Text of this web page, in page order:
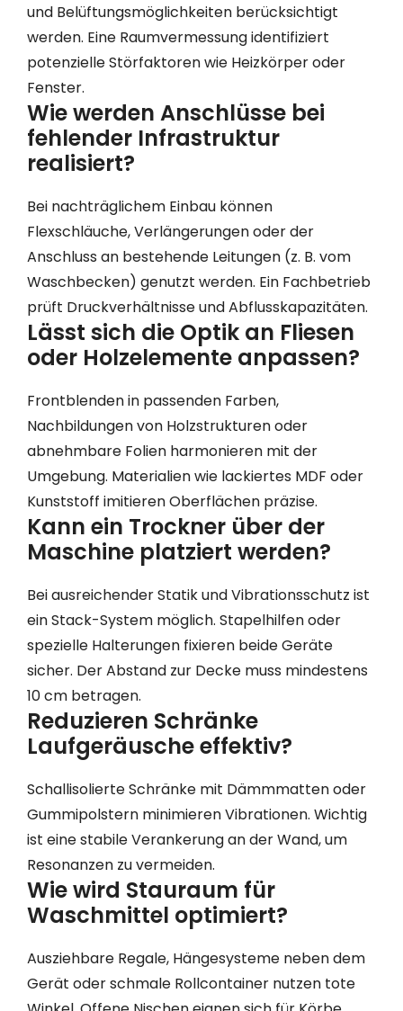
und Belüftungsmöglichkeiten berücksichtigt
werden. Eine Raumvermessung identifiziert
potenzielle Störfaktoren wie Heizkörper oder
Fenster.
Wie werden Anschlüsse bei
fehlender Infrastruktur
realisiert?
Bei nachträglichem Einbau können
Flexschläuche, Verlängerungen oder der
Anschluss an bestehende Leitungen (z. B. vom
Waschbecken) genutzt werden. Ein Fachbetrieb
prüft Druckverhältnisse und Abflusskapazitäten.
Lässt sich die Optik an Fliesen
oder Holzelemente anpassen?
Frontblenden in passenden Farben,
Nachbildungen von Holzstrukturen oder
abnehmbare Folien harmonieren mit der
Umgebung. Materialien wie lackiertes MDF oder
Kunststoff imitieren Oberflächen präzise.
Kann ein Trockner über der
Maschine platziert werden?
Bei ausreichender Statik und Vibrationsschutz ist
ein Stack-System möglich. Stapelhilfen oder
spezielle Halterungen fixieren beide Geräte
sicher. Der Abstand zur Decke muss mindestens
10 cm betragen.
Reduzieren Schränke
Laufgeräusche effektiv?
Schallisolierte Schränke mit Dämmmatten oder
Gummipolstern minimieren Vibrationen. Wichtig
ist eine stabile Verankerung an der Wand, um
Resonanzen zu vermeiden.
Wie wird Stauraum für
Waschmittel optimiert?
Ausziehbare Regale, Hängesysteme neben dem
Gerät oder schmale Rollcontainer nutzen tote